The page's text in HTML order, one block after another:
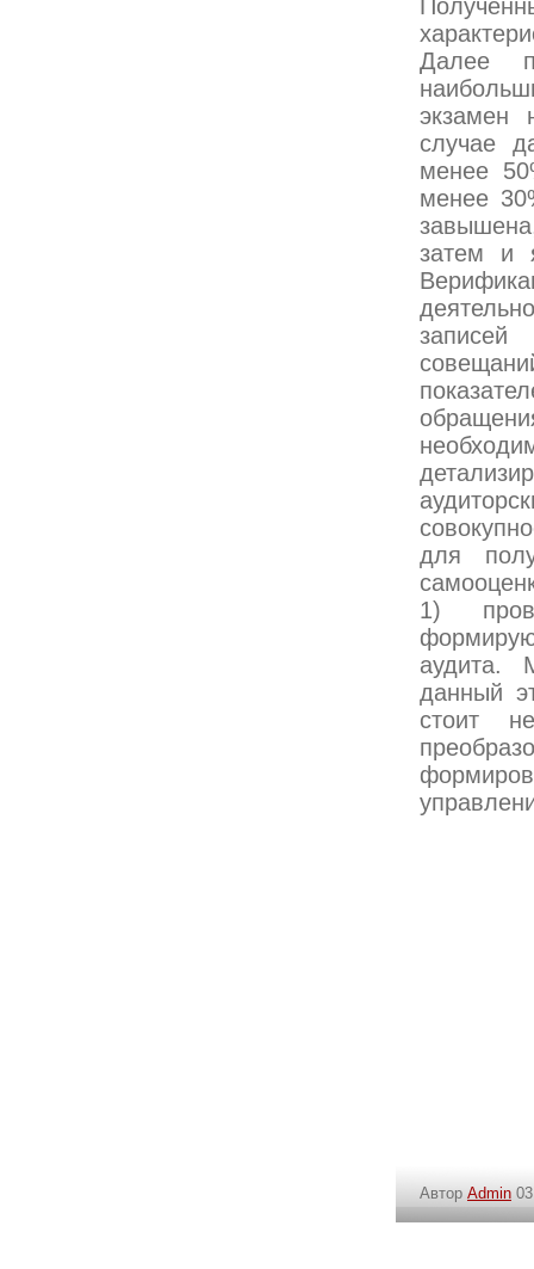
Далее
экзамен
случае
менее
менее
затем и
записей
для
1)
аудита.
данный
стоит
Автор Admin